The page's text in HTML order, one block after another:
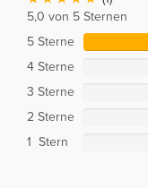
5,0 von 5 Sternen
5 Sterne
4 Sterne
3 Sterne
2 Sterne
1 Stern